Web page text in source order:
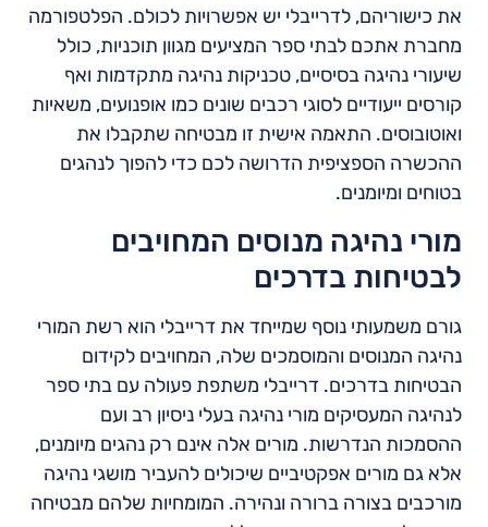
את כישוריהם, לדרייבלי יש אפשרויות לכולם. הפלטפורמה
מחברת אתכם לבתי ספר המציעים מגוון תוכניות, כולל
שיעורי נהיגה בסיסיים, טכניקות נהיגה מתקדמות ואף
קורסים ייעודיים לסוגי רכבים שונים כמו אופנועים, משאיות
ואוטובוסים. התאמה אישית זו מבטיחה שתקבלו את
ההכשרה הספציפית הדרושה לכם כדי להפוך לנהגים
בטוחים ומיומנים.
מורי נהיגה מנוסים המחויבים
לבטיחות בדרכים
גורם משמעותי נוסף שמייחד את דרייבלי הוא רשת המורי
נהיגה המנוסים והמוסמכים שלה, המחויבים לקידום
הבטיחות בדרכים. דרייבלי משתפת פעולה עם בתי ספר
לנהיגה המעסיקים מורי נהיגה בעלי ניסיון רב ועם
ההסמכות הנדרשות. מורים אלה אינם רק נהגים מיומנים,
אלא גם מורים אפקטיביים שיכולים להעביר מושגי נהיגה
מורכבים בצורה ברורה ונהירה. המומחיות שלהם מבטיחה